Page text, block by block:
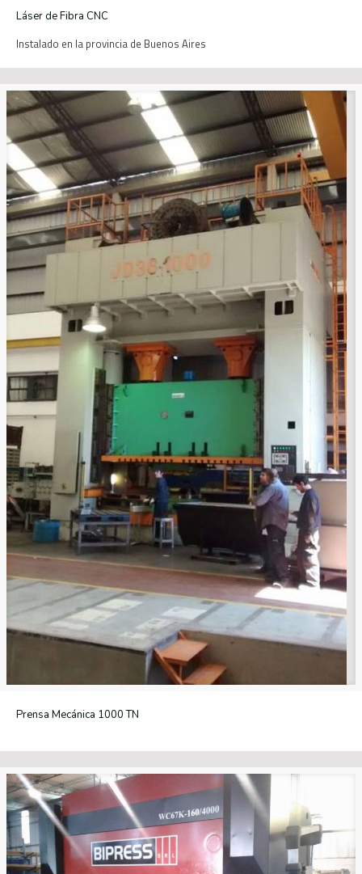
Láser de Fibra CNC
Instalado en la provincia de Buenos Aires
Prensa Mecánica 1000 TN